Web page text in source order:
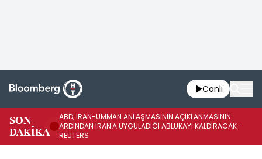
Canlı
SON
DAKİKA
ABD, İRAN-UMMAN ANLAŞMASININ AÇIKLANMASININ
ARDINDAN İRAN'A UYGULADIĞI ABLUKAYI KALDIRACAK -
REUTERS